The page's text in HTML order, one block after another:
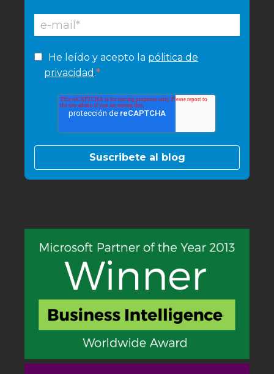
He leído y acepto la pólitica de
privacidad .*